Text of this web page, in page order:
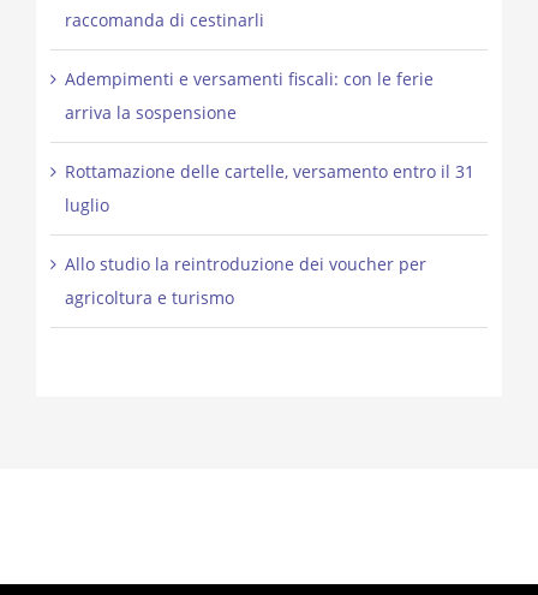
raccomanda di cestinarli
Adempimenti e versamenti fiscali: con le ferie
arriva la sospensione
Rottamazione delle cartelle, versamento entro il 31
luglio
Allo studio la reintroduzione dei voucher per
agricoltura e turismo